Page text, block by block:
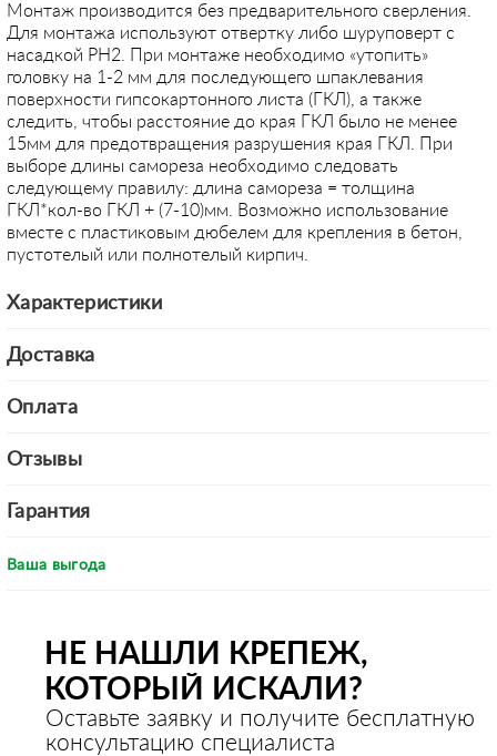
Монтаж производится без предварительного сверления.
Для монтажа используют отвертку либо шуруповерт с
насадкой PH2. При монтаже необходимо «утопить»
головку на 1-2 мм для последующего шпаклевания
поверхности гипсокартонного листа (ГКЛ), а также
следить, чтобы расстояние до края ГКЛ было не менее
15мм для предотвращения разрушения края ГКЛ. При
выборе длины самореза необходимо следовать
следующему правилу: длина самореза = толщина
ГКЛ*кол-во ГКЛ + (7-10)мм. Возможно использование
вместе с пластиковым дюбелем для крепления в бетон,
пустотелый или полнотелый кирпич.
Характеристики
Доставка
Оплата
Отзывы
Гарантия
Ваша выгода
НЕ НАШЛИ КРЕПЕЖ,
КОТОРЫЙ ИСКАЛИ?
Оставьте заявку и получите бесплатную
консультацию специалиста